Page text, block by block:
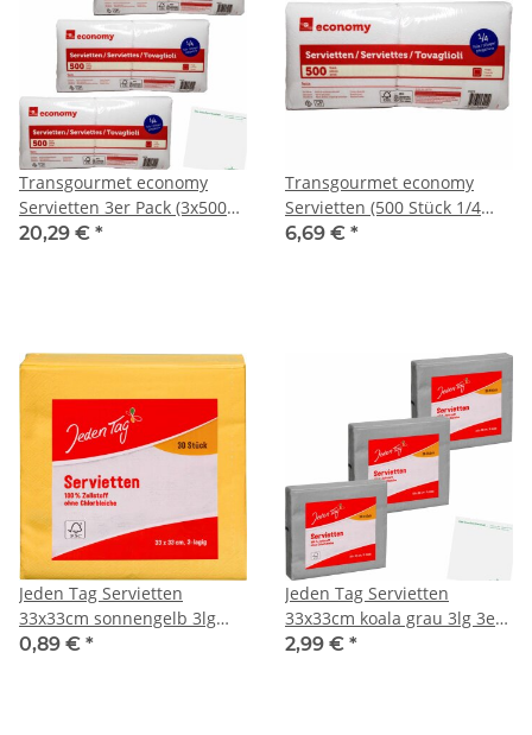
Transgourmet economy
Servietten 3er Pack (3x500
Stück 1/4 Falz Packung) +
20,29 € *
Transgourmet economy
Servietten (500 Stück 1/4
Falz Packung)
6,69 € *
Jeden Tag Servietten
33x33cm sonnengelb 3lg
(30Stk)
0,89 € *
Jeden Tag Servietten
33x33cm koala grau 3lg 3er
Pack (3x30Stk) + usy Block
2,99 € *